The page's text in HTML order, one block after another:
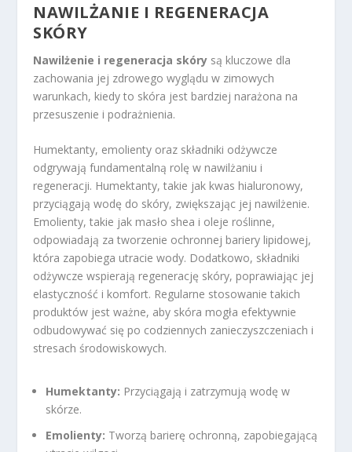
NAWILŻANIE I REGENERACJA
SKÓRY
Nawilżenie i regeneracja skóry są kluczowe dla
zachowania jej zdrowego wyglądu w zimowych
warunkach, kiedy to skóra jest bardziej narażona na
przesuszenie i podrażnienia.
Humektanty, emolienty oraz składniki odżywcze
odgrywają fundamentalną rolę w nawilżaniu i
regeneracji. Humektanty, takie jak kwas hialuronowy,
przyciągają wodę do skóry, zwiększając jej nawilżenie.
Emolienty, takie jak masło shea i oleje roślinne,
odpowiadają za tworzenie ochronnej bariery lipidowej,
która zapobiega utracie wody. Dodatkowo, składniki
odżywcze wspierają regenerację skóry, poprawiając jej
elastyczność i komfort. Regularne stosowanie takich
produktów jest ważne, aby skóra mogła efektywnie
odbudowywać się po codziennych zanieczyszczeniach i
stresach środowiskowych.
Humektanty: Przyciągają i zatrzymują wodę w
skórze.
Emolienty: Tworzą barierę ochronną, zapobiegającą